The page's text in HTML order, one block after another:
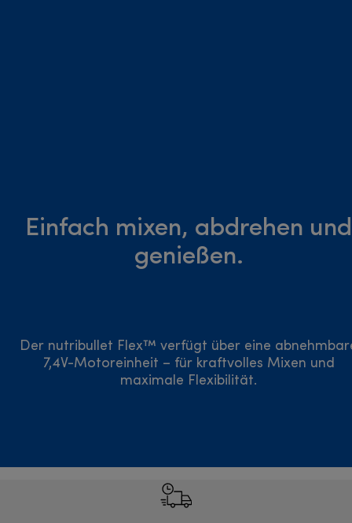
Einfach mixen, abdrehen und
genießen.
Der nutribullet Flex™ verfügt über eine
7,4V-Motoreinheit – für kraftvolles Mixen und
maximale Flexibilität.